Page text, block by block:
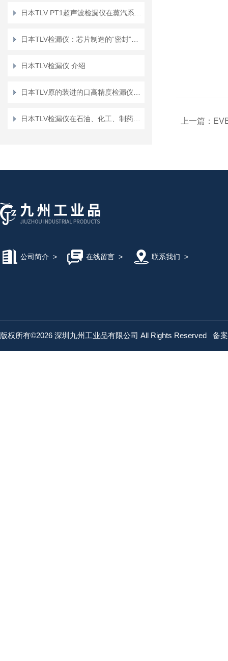
日本TLV检漏仪 介绍
上一篇：
公司简介 > 在线留言> 联系我们 >
版权所有©2026 深圳九州工业品有限公司 All Rights Reserved 备